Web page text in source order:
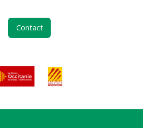
Contact